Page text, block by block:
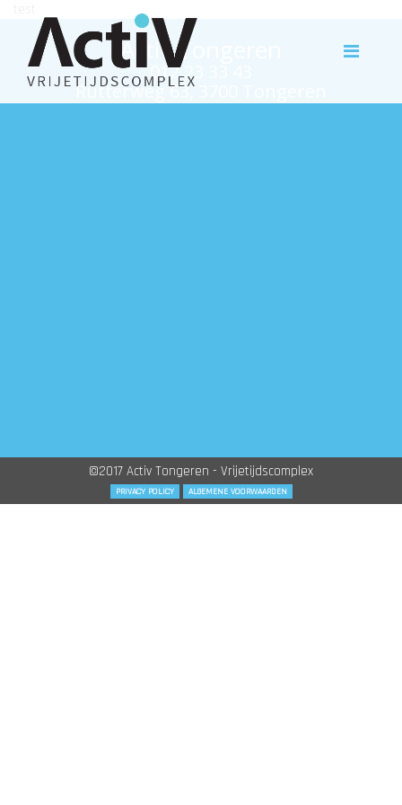
Activ Tongeren
012 23 33 43
Rutterweg 63, 3700 Tongeren
©2017 Activ Tongeren - Vrijetijdscomplex
PRIVACY POLICY ALGEMENE VOORWAARDEN